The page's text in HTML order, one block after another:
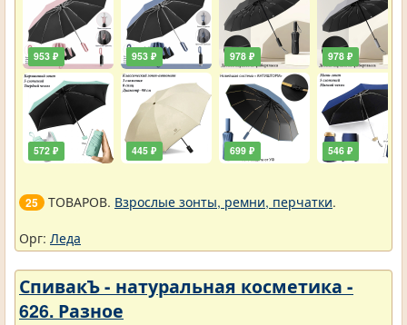
953 ₽
572 ₽
953 ₽
445 ₽
978 ₽
699 ₽
978 ₽
546 ₽
25 ТОВАРОВ. Взрослые зонты, ремни, перчатки.
Орг: Леда
СпивакЪ - натуральная косметика -
626. Разное